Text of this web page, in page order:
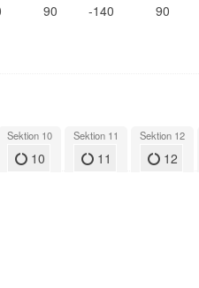
90 -140 90
Sektion 10
10
Sektion 11
11
Sektion 12
12